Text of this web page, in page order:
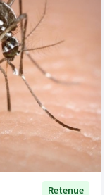
Retenue